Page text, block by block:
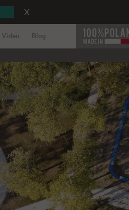
Video Blog